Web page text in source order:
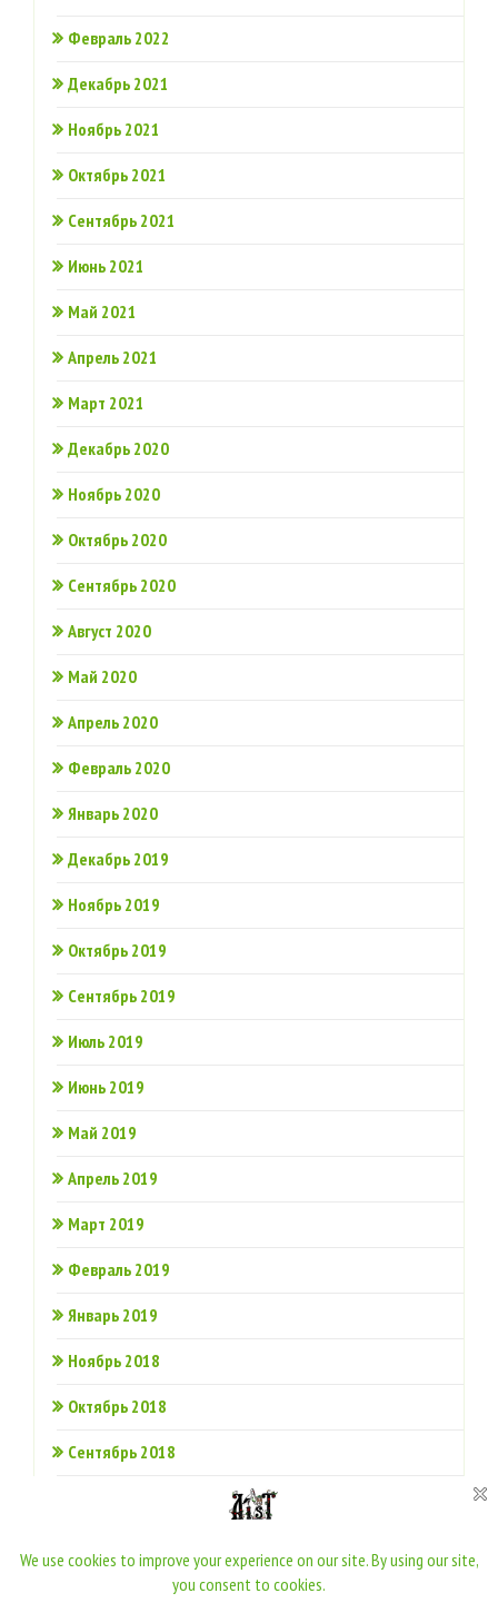
Февраль 2022
Декабрь 2021
Ноябрь 2021
Октябрь 2021
Сентябрь 2021
Июнь 2021
Май 2021
Апрель 2021
Март 2021
Декабрь 2020
Ноябрь 2020
Октябрь 2020
Сентябрь 2020
Август 2020
Май 2020
Апрель 2020
Февраль 2020
Январь 2020
Декабрь 2019
Ноябрь 2019
Октябрь 2019
Сентябрь 2019
Июль 2019
Июнь 2019
Май 2019
Апрель 2019
Март 2019
Февраль 2019
Январь 2019
Ноябрь 2018
Октябрь 2018
Сентябрь 2018